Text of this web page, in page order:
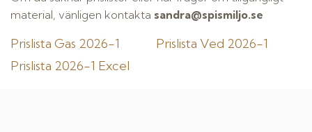
material, vänligen kontakta sandra@spismiljo.se
Prislista Gas 2026-1
Prislista Ved 2026-1
Prislista 2026-1 Excel